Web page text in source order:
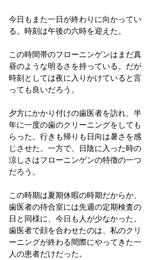
今日もまた一日が終わりに向かってい
る。時刻は午後の六時を迎えた。
この時間帯のフローニンゲンはまだ真
昼のような明るさを持っている。だが
時刻としては夜に入りかけていると言
っても良いだろう。
夕方にかかり付けの歯医者を訪れ、半
年に一度の歯のクリーニングをしても
らった。行きも帰りも日向は暑さを感
じさせた。一方で、日陰に入った時の
涼しさはフローニンゲンの特徴の一つ
だろう。
この時期は夏期休暇の時期だからか、
歯医者の待合室には先週の定期検査の
日と同様に、今日も人が少なかった。
歯医者で顔を合わせたのは、私のクリ
ーニングが終わる間際にやってきた一
人の患者だけだった。